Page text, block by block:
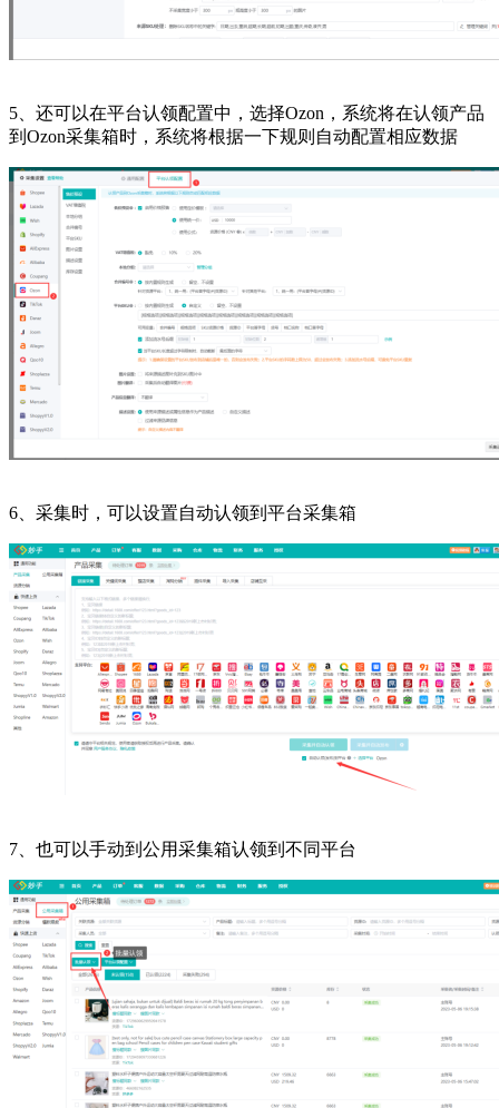
5、还可以在平台认领配置中，选择Ozon，系统将在认领产品
到Ozon采集箱时，系统将根据一下规则自动配置相应数据
6、采集时，可以设置自动认领到平台采集箱
7、也可以手动到公用采集箱认领到不同平台